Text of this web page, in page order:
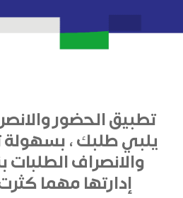
تطبيق الحضور
يلبي طلبك ،
والانصراف
إدارتها مهما